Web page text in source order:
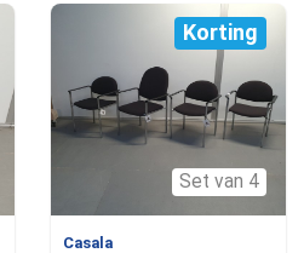
Korting
Set van 4
Casala